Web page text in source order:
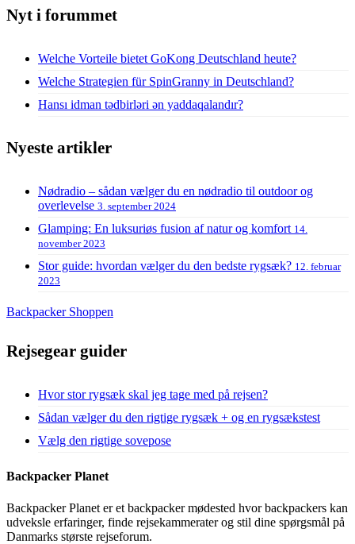
Nyt i forummet
Welche Vorteile bietet GoKong Deutschland heute?
Welche Strategien für SpinGranny in Deutschland?
Hansı idman tədbirləri ən yaddaqalandır?
Nyeste artikler
Nødradio – sådan vælger du en nødradio til outdoor og
overlevelse 3. september 2024
Glamping: En luksuriøs fusion af natur og komfort 14.
november 2023
Stor guide: hvordan vælger du den bedste rygsæk? 12. februar
2023
Backpacker Shoppen
Rejsegear guider
Hvor stor rygsæk skal jeg tage med på rejsen?
Sådan vælger du den rigtige rygsæk + og en rygsækstest
Vælg den rigtige sovepose
Backpacker Planet
Backpacker Planet er et backpacker mødested hvor backpackers kan
udveksle erfaringer, finde rejsekammerater og stil dine spørgsmål på
Danmarks største rejseforum.